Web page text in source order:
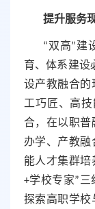
提升服务
“双高”建
育、体系建设
设产教融合的
工巧匠、高
合，在以职普
办学、产教融
能人才集群培
+学校专家”三
探索高职学校